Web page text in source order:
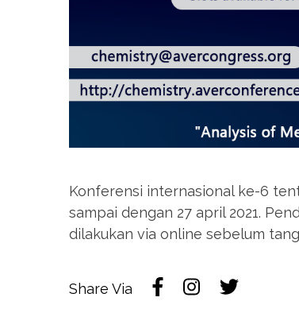
Konferensi internasional ke-6
sampai dengan 27 april 2021.
dilakukan via online sebelum
Share Via